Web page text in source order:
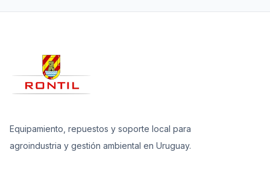
Equipamiento, repuestos y soporte local para
agroindustria y gestión ambiental en Uruguay.